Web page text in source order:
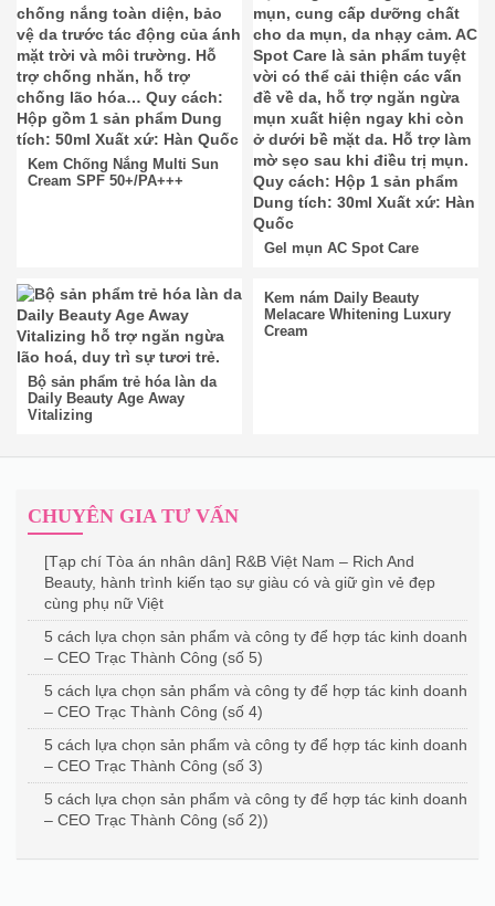
Kem Chống Nắng Multi Sun
Cream SPF 50+/PA+++
Gel mụn AC Spot Care
Bộ sản phẩm trẻ hóa làn da
Daily Beauty Age Away
Vitalizing
Kem nám Daily Beauty
Melacare Whitening Luxury
Cream
CHUYÊN GIA TƯ VẤN
[Tạp chí Tòa án nhân dân] R&B Việt Nam – Rich And
Beauty, hành trình kiến tạo sự giàu có và giữ gìn vẻ đẹp
cùng phụ nữ Việt
5 cách lựa chọn sản phẩm và công ty để hợp tác kinh doanh
– CEO Trạc Thành Công (số 5)
5 cách lựa chọn sản phẩm và công ty để hợp tác kinh doanh
– CEO Trạc Thành Công (số 4)
5 cách lựa chọn sản phẩm và công ty để hợp tác kinh doanh
– CEO Trạc Thành Công (số 3)
5 cách lựa chọn sản phẩm và công ty để hợp tác kinh doanh
– CEO Trạc Thành Công (số 2))